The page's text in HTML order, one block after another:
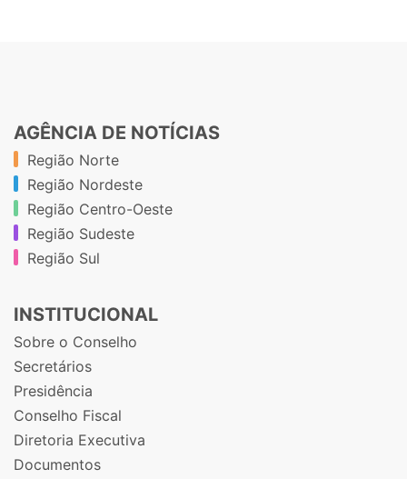
AGÊNCIA DE NOTÍCIAS
Região Norte
Região Nordeste
Região Centro-Oeste
Região Sudeste
Região Sul
INSTITUCIONAL
Sobre o Conselho
Secretários
Presidência
Conselho Fiscal
Diretoria Executiva
Documentos